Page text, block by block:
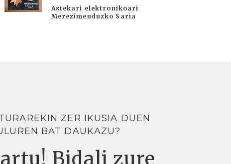
Astekari elektronikoari
Merezimenduzko Saria
ZER IKUSIA DUEN
BAT DAUKAZU?
Bidali zure